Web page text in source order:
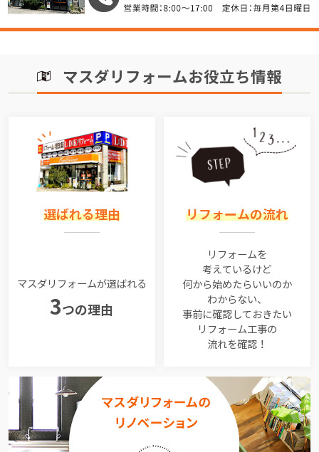
マスダリフォームお役立ち情報
選ばれる理由
マスダリフォームが選ばれる
3つの理由
リフォームの流れ
リフォームを
考えているけど
何から始めたらいいのか
わからない、
事前に確認しておきたい
リフォーム工事の
流れを確認！